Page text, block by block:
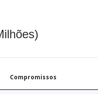
Compromissos